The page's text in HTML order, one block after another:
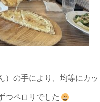
）の手により、均等にカッ
つペロリでした